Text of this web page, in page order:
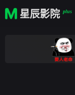
星辰影院 plus